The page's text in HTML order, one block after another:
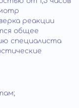
реакции
общее
специалиста